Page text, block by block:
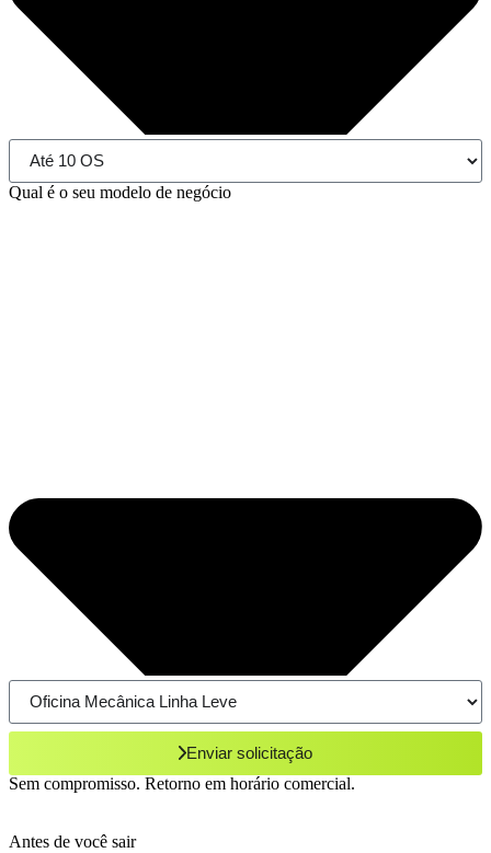
Qual é o seu modelo de negócio
Enviar solicitação
Sem compromisso. Retorno em horário comercial.
Antes de você sair